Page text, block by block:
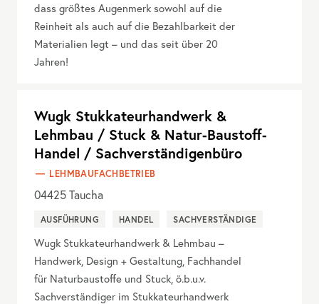
dass größtes Augenmerk sowohl auf die
Reinheit als auch auf die Bezahlbarkeit der
Materialien legt – und das seit über 20
Jahren!
Wugk Stukkateurhandwerk &
Lehmbau / Stuck & Natur-Baustoff-
Handel / Sachverständigenbüro
LEHMBAUFACHBETRIEB
04425Taucha
AUSFÜHRUNG HANDEL SACHVERSTÄNDIGE
Wugk Stukkateurhandwerk & Lehmbau –
Handwerk, Design + Gestaltung, Fachhandel
für Naturbaustoffe und Stuck, ö.b.u.v.
Sachverständiger im Stukkateurhandwerk